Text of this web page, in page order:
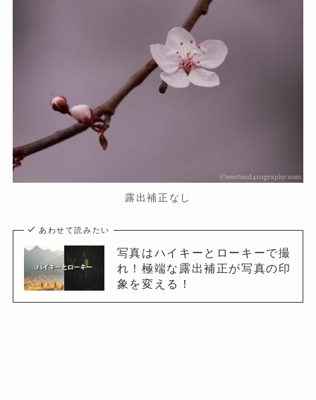
露出補正なし
あわせて読みたい
写真はハイキーとローキーで撮
れ！極端な露出補正が写真の印
象を変える！